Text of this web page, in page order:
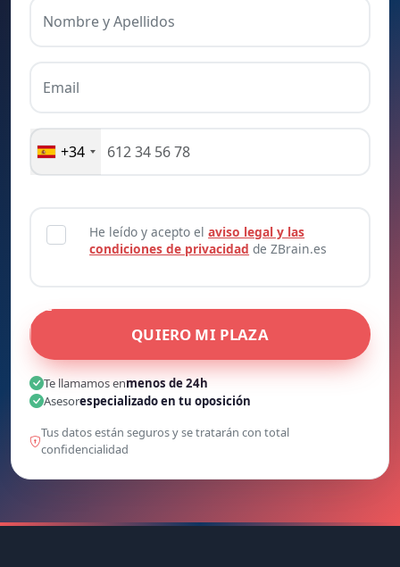
Nombre y Apellidos
Email
+34
He leído y acepto elaviso legal y las
condiciones de privacidad de ZBrain.es
QUIERO MI PLAZA
Te llamamos enmenos de 24h
Asesorespecializado en tu oposición
Tus datos están seguros y se tratarán con total
confidencialidad